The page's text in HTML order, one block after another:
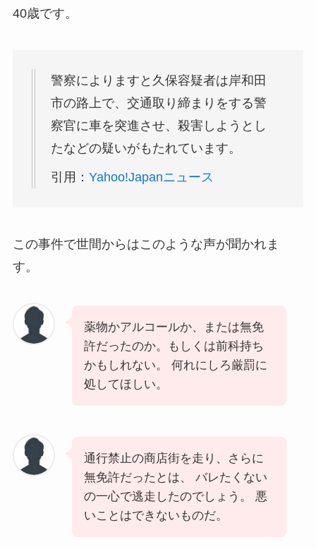
40歳です。
警察によりますと久保容疑者は岸和田
市の路上で、交通取り締まりをする警
察官に車を突進させ、殺害しようとし
たなどの疑いがもたれています。
引用： Yahoo!Japanニュース
この事件で世間からはこのような声が聞かれま
す。
薬物かアルコールか、または無免
許だったのか。もしくは前科持ち
かもしれない。 何れにしろ厳罰に
処してほしい。
通行禁止の商店街を走り、さらに
無免許だったとは、 バレたくない
の一心で逃走したのでしょう。 悪
いことはできないものだ。